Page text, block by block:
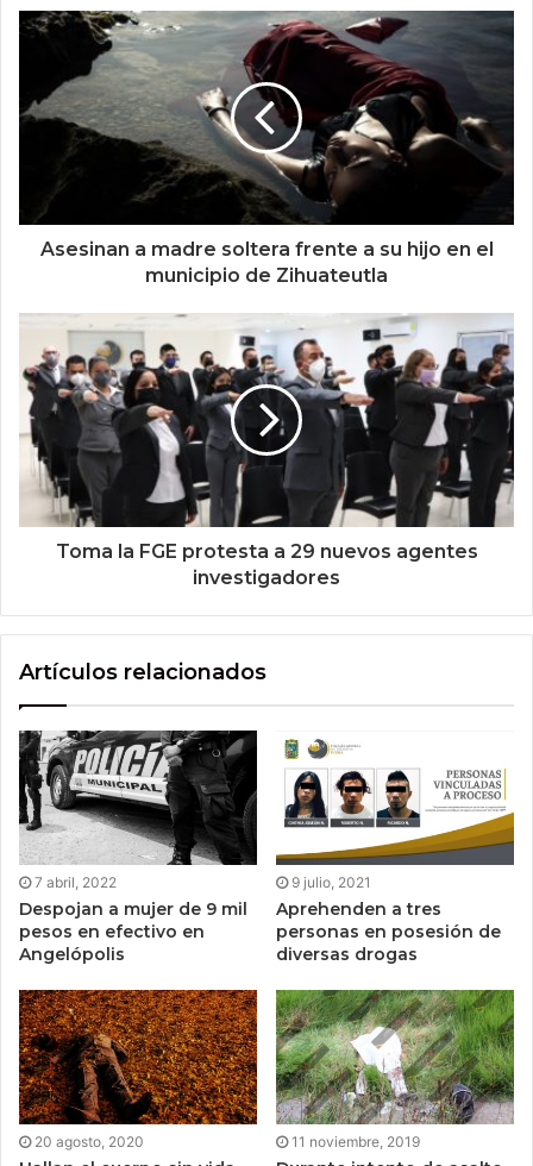
Asesinan a madre soltera frente a su hijo en el
municipio de Zihuateutla
Toma la FGE protesta a 29 nuevos agentes
investigadores
Artículos relacionados
7 abril, 2022
Despojan a mujer de 9 mil
pesos en efectivo en
Angelópolis
9 julio, 2021
Aprehenden a tres
personas en posesión de
diversas drogas
20 agosto, 2020 11 noviembre, 2019